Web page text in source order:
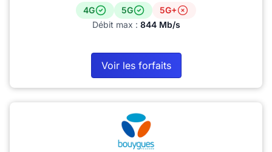
4G 5G
5G+
Débit max : 844 Mb/s
Voir les forfaits